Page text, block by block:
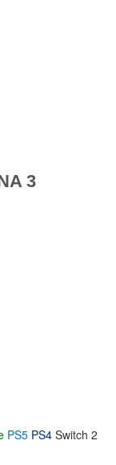
3
PS5 PS4 Switch 2